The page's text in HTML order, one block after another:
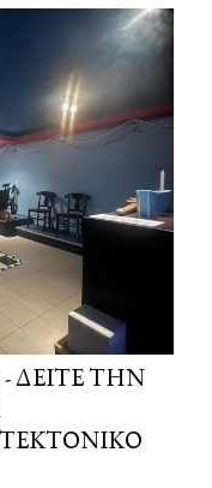
ΔΕΊΤΕ ΤΗΝ